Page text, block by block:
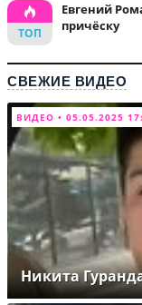
Евгений
причёску
СВЕЖИЕ ВИДЕО
ВИДЕО • 05.05.2025
Никита